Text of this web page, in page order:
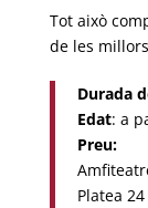
Tot això
de les
Durada
Edat: a
Preu:
Platea